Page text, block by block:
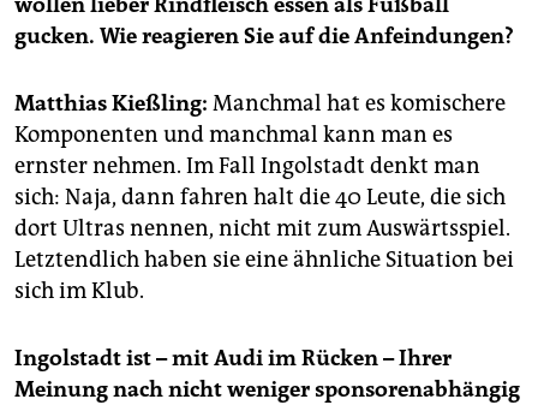
gucken. Wie reagieren Sie auf die Anfeindungen?
Matthias Kießling: Manchmal hat es komischere
Komponenten und manchmal kann man es
ernster nehmen. Im Fall Ingolstadt denkt man
sich: Naja, dann fahren halt die 40 Leute, die sich
dort Ultras nennen, nicht mit zum Auswärtsspiel.
Letztendlich haben sie eine ähnliche Situation bei
sich im Klub.
Ingolstadt ist – mit Audi im Rücken – Ihrer
Meinung nach nicht weniger sponsorenabhängig